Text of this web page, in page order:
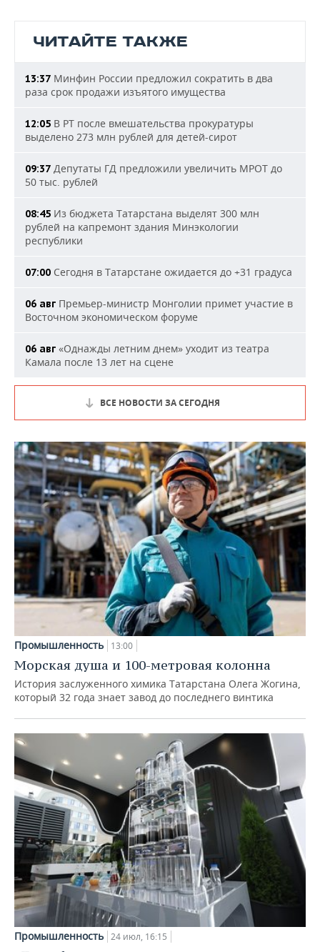
ЧИТАЙТЕ ТАКЖЕ
13:37 Минфин России предложил сократить в два
раза срок продажи изъятого имущества
12:05 В РТ после вмешательства прокуратуры
выделено 273 млн рублей для детей-сирот
09:37 Депутаты ГД предложили увеличить МРОТ до
50 тыс. рублей
08:45 Из бюджета Татарстана выделят 300 млн
рублей на капремонт здания Минэкологии
республики
07:00 Сегодня в Татарстане ожидается до +31 градуса
06 авг Премьер-министр Монголии примет участие в
Восточном экономическом форуме
06 авг «Однажды летним днем» уходит из театра
Камала после 13 лет на сцене
ВСЕ НОВОСТИ ЗА СЕГОДНЯ
Промышленность 13:00
Морская душа и 100-метровая колонна
История заслуженного химика Татарстана Олега Жогина,
который 32 года знает завод до последнего винтика
Промышленность 24 июл, 16:15